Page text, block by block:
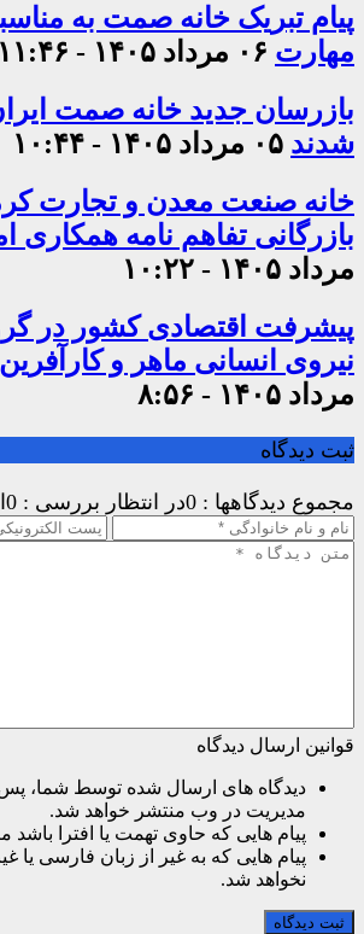
پیام تبریک خانه صمت به
مهارت ۰۶ مرداد ۱۴۰۵ - ۱۱:۴۶
بازرسان جدید خانه صمت
شدند ۰۵ مرداد ۱۴۰۵ - ۱۰:۴۴
خانه صنعت معدن و تجارت
بازرگانی تفاهم نامه همکاری
مرداد ۱۴۰۵ - ۱۰:۲۲
پیشرفت اقتصادی کشور در
نیروی انسانی ماهر و
مرداد ۱۴۰۵ - ۸:۵۶
ثبت دیدگاه
مجموع دیدگاهها : 0 در انتظار بررسی : 0
قوانین ارسال دیدگاه
دیدگاه های ارسال شده توسط شما، پس
مدیریت در وب منتشر خواهد شد.
پیام هایی که حاوی تهمت یا افترا باشد
پیام هایی که به غیر از زبان فارسی یا
نخواهد شد.
ثبت دیدگاه